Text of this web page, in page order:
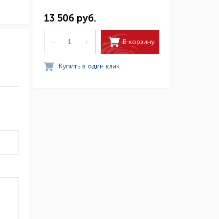
13 506 руб.
– + В корзину
Купить в один клик